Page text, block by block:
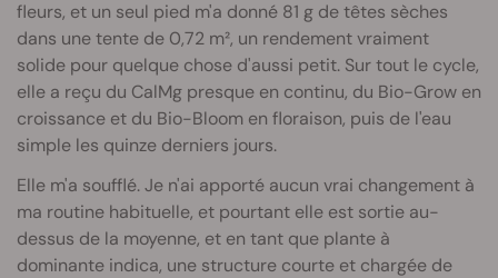
fleurs, et un seul pied m'a donné 81 g de têtes sèches
dans une tente de 0,72 m², un rendement vraiment
solide pour quelque chose d'aussi petit. Sur tout le cycle,
elle a reçu du CalMg presque en continu, du Bio-Grow en
croissance et du Bio-Bloom en floraison, puis de l'eau
simple les quinze derniers jours.
Elle m'a soufflé. Je n'ai apporté aucun vrai changement à
ma routine habituelle, et pourtant elle est sortie au-
dessus de la moyenne, et en tant que plante à
dominante indica, une structure courte et chargée de